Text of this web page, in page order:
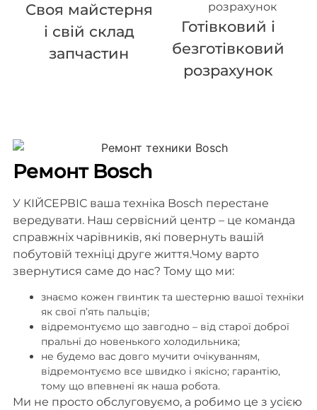
Своя майстерня
і свій склад
запчастин
Готівковий і
безготівковий
розрахунок
Ремонт Bosch
У КІЙСЕРВІС ваша техніка Bosch перестане
вередувати. Наш сервісний центр – це команда
справжніх чарівників, які повернуть вашій
побутовій техніці друге життя.Чому варто
звернутися саме до нас? Тому що ми:
знаємо кожен гвинтик та шестерню вашої техніки
як свої п’ять пальців;
відремонтуємо що завгодно – від старої доброї
пральні до новенького холодильника;
не будемо вас довго мучити очікуванням,
відремонтуємо все швидко і якісно; гарантію,
тому що впевнені як наша робота.
Ми не просто обслуговуємо, а робимо це з усією